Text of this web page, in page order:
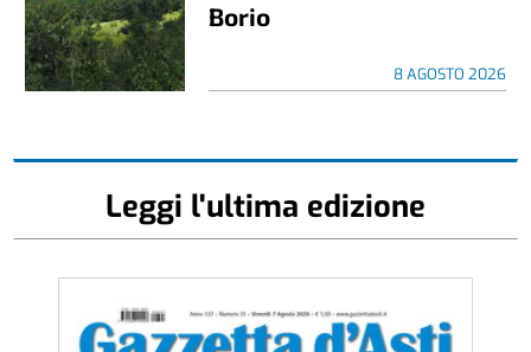
Borio
8 AGOSTO 2026
Leggi l'ultima edizione